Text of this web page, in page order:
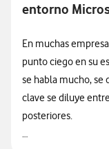
entorno
En muchas
punto ciego en su
se habla mucho,
clave se diluye
posteriores.